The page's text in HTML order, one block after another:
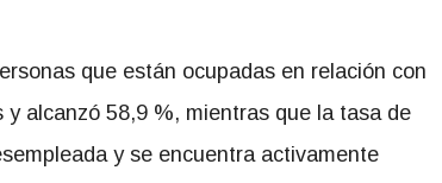
que están ocupadas en relación con
alcanzó 58,9 %, mientras que la tasa de
y se encuentra activamente